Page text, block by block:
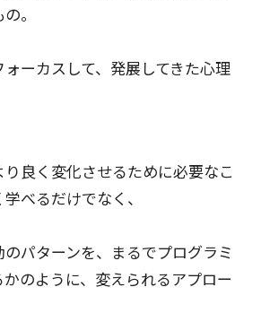
。
ーカスして、発展してきた心理
良く変化させるために必要なこ
べるだけでなく、
パターンを、まるでプログラミ
のように、変えられるアプロー